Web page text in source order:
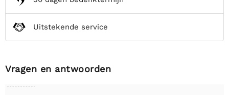
Uitstekende service
Vragen en antwoorden